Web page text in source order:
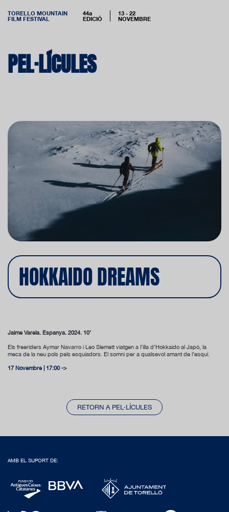
TORELLO MOUNTAIN
FILM FESTIVAL
44a
EDICIÓ
13 - 22
NOVEMBRE
PEL·LÍCULES
HOKKAIDO DREAMS
Jaime Varela. Espanya. 2024. 10’
Els freeriders Aymar Navarro i Leo Slemett viatgen a l’illa d’Hokkaido al Japó, la
meca de la neu pols pels esquiadors. El somni per a qualsevol amant de l’esquí.
17 Novembre | 17:00 ->
RETORN A PEL·LÍCULES
AMB EL SUPORT DE: